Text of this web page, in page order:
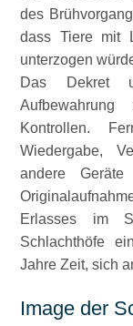
des
dass Tiere mit
unterzogen
Das Dekret
Kontrollen.
Wiedergabe,
andere
Erlasses im
Schlachthöfe
Jahre Zeit, sich
Image der